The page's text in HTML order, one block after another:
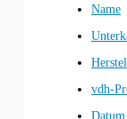
Name
vdh-
Datum